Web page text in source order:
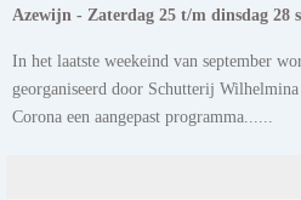
Azewijn - Zaterdag 25 t/m dinsdag 28
In het laatste weekeind van september
georganiseerd door Schutterij
Corona een aangepast programma......